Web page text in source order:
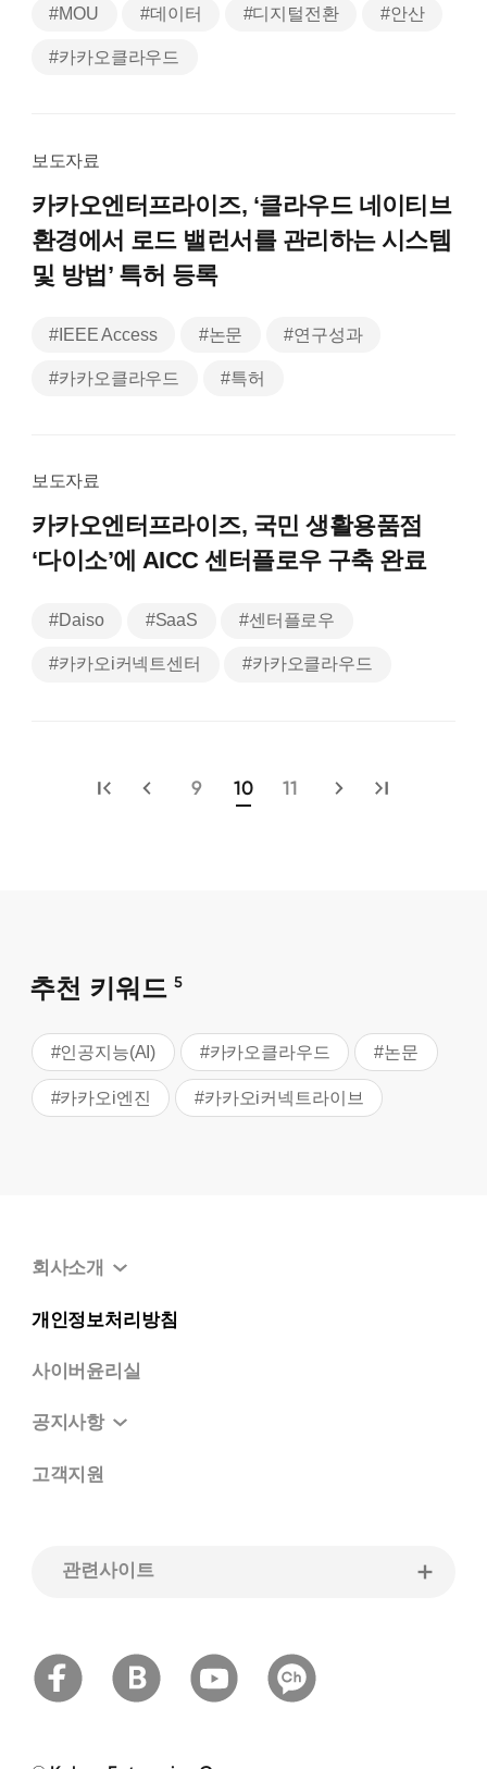
#MOU #데이터 #디지털전환 #안산
#카카오클라우드
보도자료
카카오엔터프라이즈, ‘클라우드 네이티브
환경에서 로드 밸런서를 관리하는 시스템
및 방법’ 특허 등록￼
#IEEE Access #논문 #연구성과
#카카오클라우드 #특허
보도자료
카카오엔터프라이즈, 국민 생활용품점
‘다이소’에 AICC 센터플로우 구축 완료
#Daiso #SaaS #센터플로우
#카카오i커넥트센터 #카카오클라우드
9 10 11
추천 키워드 5
#인공지능(AI) #카카오클라우드 #논문
#카카오i엔진 #카카오i커넥트라이브
회사소개
개인정보처리방침
사이버윤리실
공지사항
고객지원
관련사이트